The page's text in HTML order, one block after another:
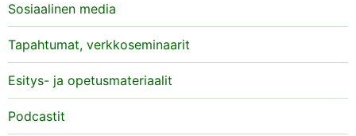
Sosiaalinen media
Tapahtumat, verkkoseminaarit
Esitys- ja opetusmateriaalit
Podcastit